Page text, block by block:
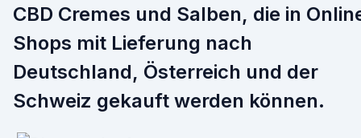
CBD Cremes und Salben, die in
Shops mit Lieferung nach
Deutschland, Österreich und der
Schweiz gekauft werden können.